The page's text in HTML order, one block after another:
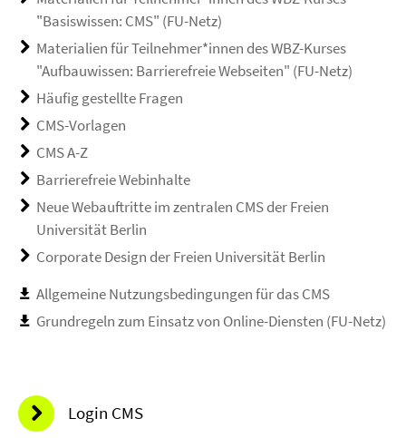
"Basiswissen: CMS" (FU-Netz)
Materialien für Teilnehmer*innen des WBZ-Kurses
"Aufbauwissen: Barrierefreie Webseiten" (FU-Netz)
Häufig gestellte Fragen
CMS-Vorlagen
CMS A-Z
Barrierefreie Webinhalte
Neue Webauftritte im zentralen CMS der Freien
Universität Berlin
Corporate Design der Freien Universität Berlin
Allgemeine Nutzungsbedingungen für das CMS
Grundregeln zum Einsatz von Online-Diensten (FU-Netz)
Login CMS